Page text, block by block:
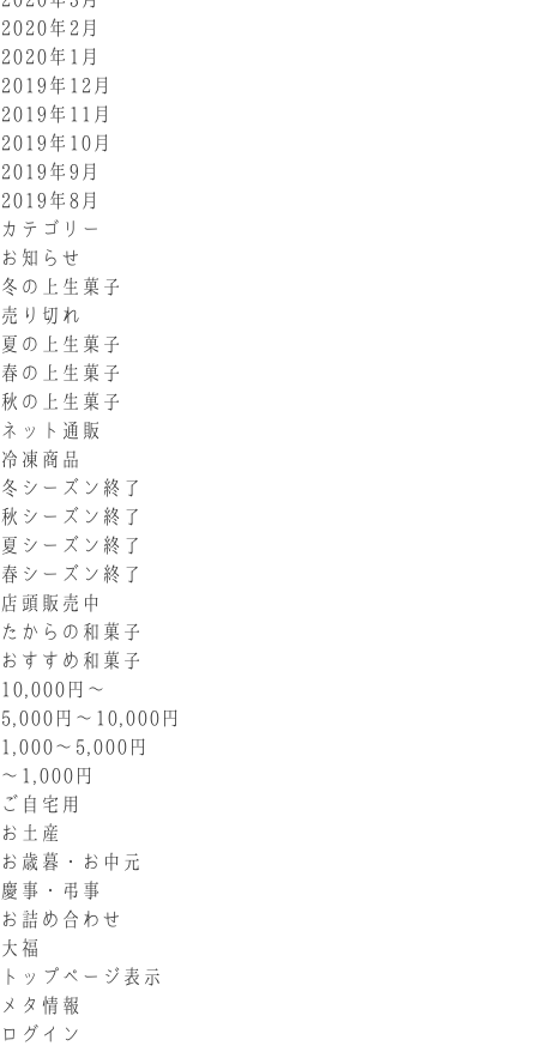
2020年2月
2020年1月
2019年12月
2019年11月
2019年10月
2019年9月
2019年8月
カテゴリー
お知らせ
冬の上生菓子
売り切れ
夏の上生菓子
春の上生菓子
秋の上生菓子
ネット通販
冷凍商品
冬シーズン終了
秋シーズン終了
夏シーズン終了
春シーズン終了
店頭販売中
たからの和菓子
おすすめ和菓子
10,000円〜
5,000円〜10,000円
1,000〜5,000円
〜1,000円
ご自宅用
お土産
お歳暮・お中元
慶事・弔事
お詰め合わせ
大福
トップページ表示
メタ情報
ログイン